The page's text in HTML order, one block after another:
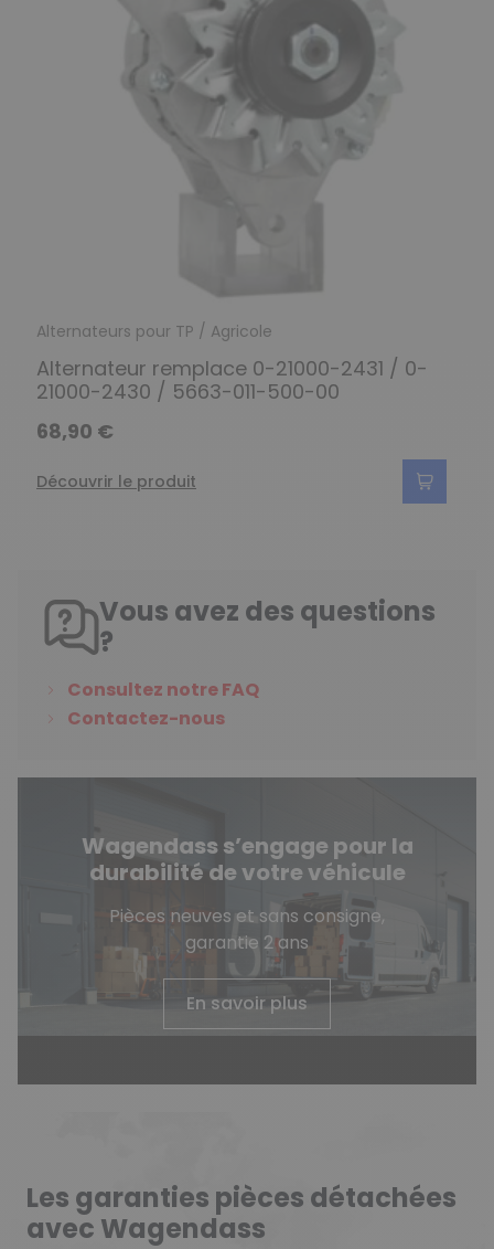
Alternateurs pour TP / Agricole
Alternateur remplace 0-21000-2431 / 0-
21000-2430 / 5663-011-500-00
68,90 €
Découvrir le produit
Vous avez des questions
?
Consultez notre FAQ
Contactez-nous
Wagendass s’engage pour la
durabilité de votre véhicule
Pièces neuves et sans consigne,
garantie 2 ans
En savoir plus
Les garanties pièces détachées
avec Wagendass